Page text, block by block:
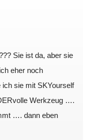
Sie ist da, aber sie
eher noch
sie mit SKYourself
Werkzeug ….
…. dann eben